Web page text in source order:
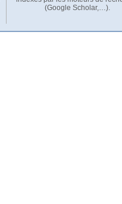
(Google Scholar,…).